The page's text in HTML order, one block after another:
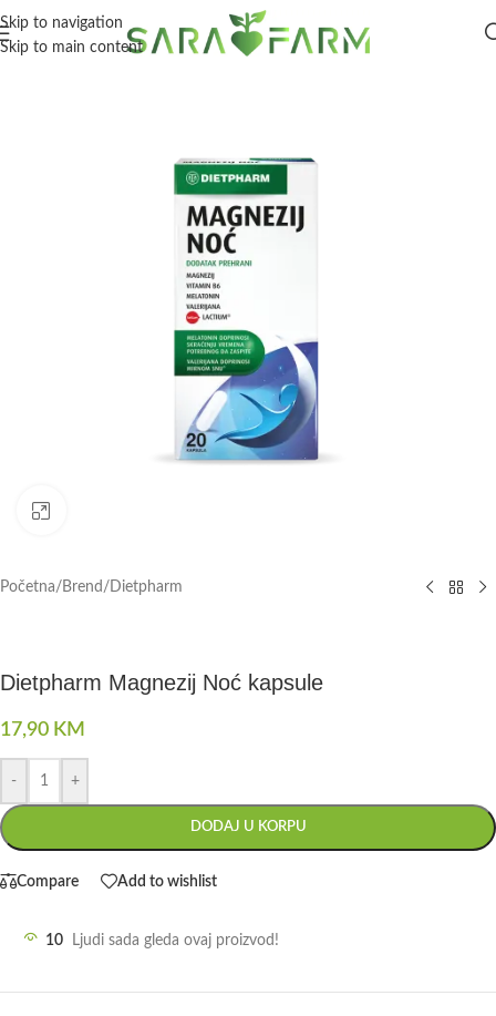
Skip to navigation
Skip to main content
Početna/ Brend / Dietpharm
Dietpharm Magnezij Noć kapsule
17,90 KM
- +
DODAJ U KORPU
Compare Add to wishlist
10 Ljudi sada gleda ovaj proizvod!